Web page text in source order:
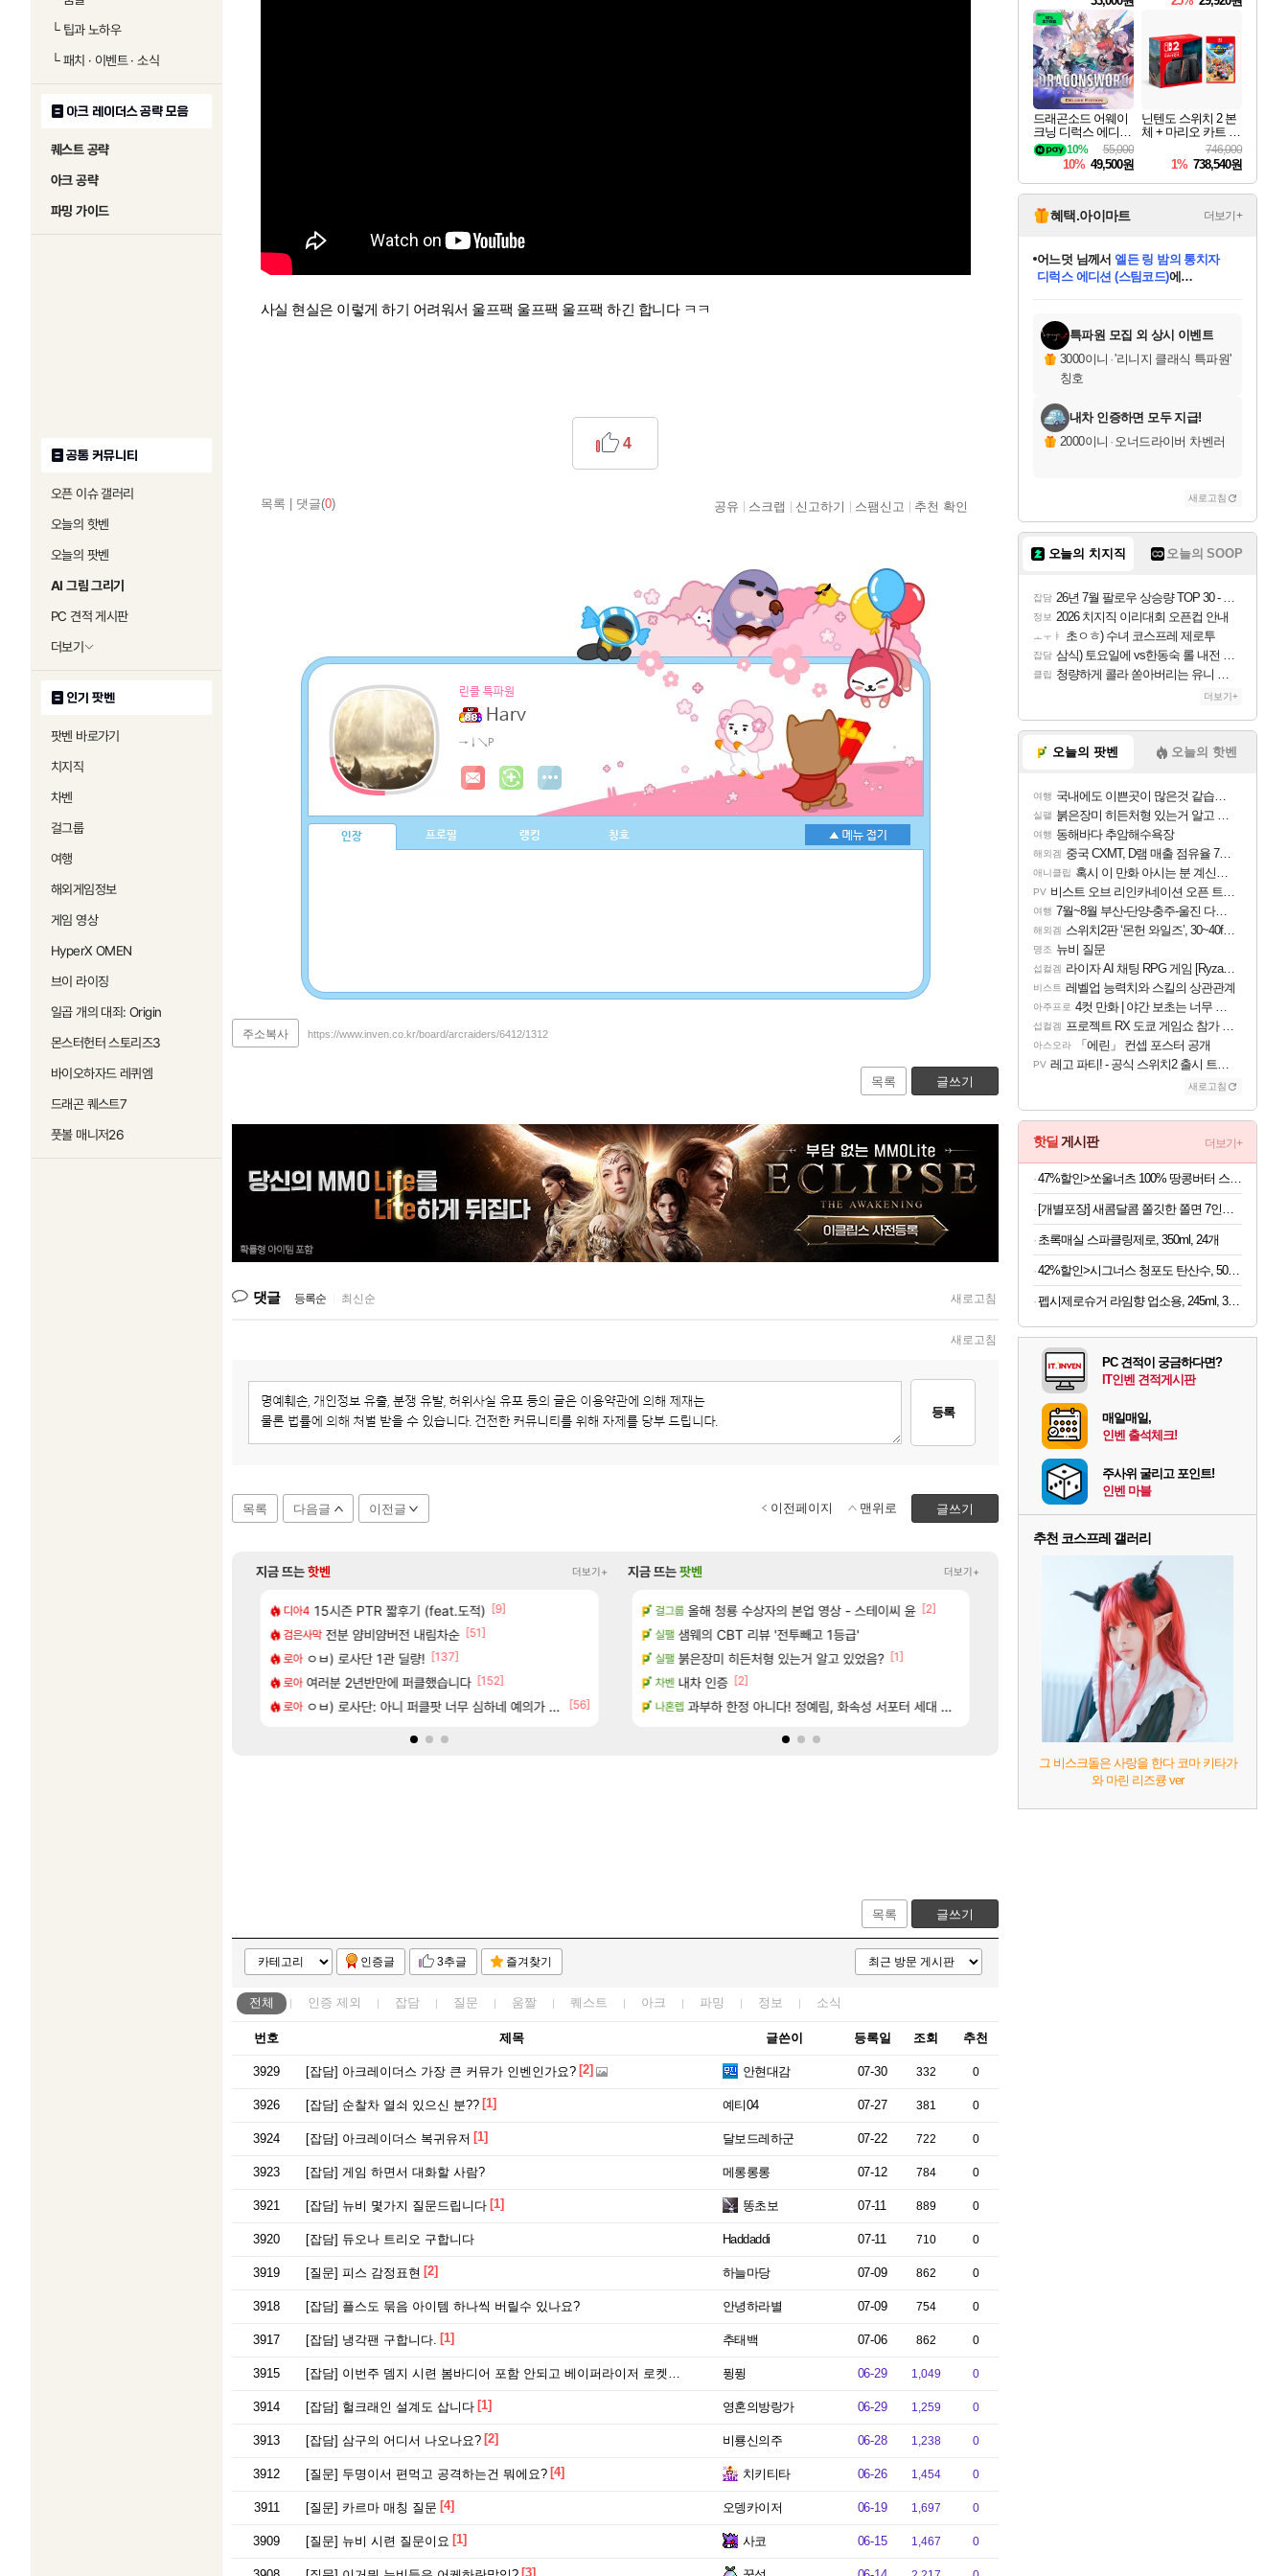
└팁과 노하우
└패치 · 이벤트 · 소식
아크 레이더스 공략 모음
퀘스트 공략
아크 공략
파밍 가이드
공통 커뮤니티
오픈 이슈 갤러리
오늘의 핫벤
오늘의 팟벤
AI 그림 그리기
PC 견적 게시판
더보기
인기 팟벤
팟벤 바로가기
치지직
차벤
걸그룹
여행
해외게임정보
게임 영상
HyperX OMEN
브이 라이징
일곱 개의 대죄: Origin
몬스터헌터 스토리즈3
바이오하자드 레퀴엠
드래곤 퀘스트7
풋볼 매니저26
사실 현실은 이렇게 하기 어려워서 울프팩 울프팩 울프팩 하긴 합니다 ㅋㅋ
목록 | 댓글(0)
4
공유 스크랩 신고하기 스팸신고 추천 확인
린클 특파원
Harv
→↓↘P
인장 프로필 랭킹 칭호
주소복사 https://www.inven.co.kr/board/arcraiders/6412/1312
목록 글쓰기
댓글 등록순 최신순 새로고침
새로고침
등록
목록 다음글 이전글 글쓰기
이전페이지 맨위로
지금 뜨는핫벤 더보기+
디아4 15시즌 PTR 짧후기 (feat.도적) [9]
검은사막 전분 얌비얌버전 내림차순 [51]
로아 ㅇㅂ) 로사단 1관 딜량! [137]
로아 여러분 2년반만에 퍼클했습니다 [152]
로아 ㅇㅂ) 로사단: 아니 퍼클팟 너무 심하네 예의가 없어(?) [56]
로아 우주최초 보스가 낙사하는 게임 [94]
검은사막 (추가) 이건 어떻게 해석해야 되나
SOL 라이트닝무한비약관련 [5]
로아 쫀지 실시간
[43]
로아 ㅇㅂ) 쫀지 채팅창 ㅋㅋㅋㅋㅋㅋㅋㅋㅋㅋㅋ [45]
ㅋㅋ 올만에 패키지값 안아깝 [2]
[61]
완갑 이새끼 뭐임? [33]
메이플 렉걸리는 애들은 참고해라
자석펫이 시발 다른 월드 매물이 183억인데 우리 월드 걸 207억에 처올리면 관세 내고 183억짜릴 사지 시발놈아 관세 없이 사려고 검색했더니 관세 붙인 가격으로 팔고 있으면 좋다고 사겠냐 개놈새끼야
지금 뜨는팟벤 더보기+
섭컬겜 넷마블, 신작 서브컬쳐 게임 [펄 인 블루] 티저 사이트 오픈
리밋제로 테스트 때는 로비에 온라인 기능이 있는데
실팰 렙 올리니까 주인공도 세네
PV 비스트 오브 리인카네이션 오픈 트레일러
비스트 챕터별 길찾기/지도 공략 (1 ~ 12장)
걸그룹 올해 청룡 수상자의 본업 영상 - 스테이씨 윤 [2]
실팰 샘웨의 CBT 리뷰 '전투빼고 1등급'
실팰 붉은장미 히든처형 있는거 알고 있었음? [1]
차벤 내차 인증 [2]
나혼렙 과부하 한정 아니다! 정예림, 화속성 서포터 세대 교체
라이자 AI 채팅 RPG 게임 [RyzaChat: AI]
로스트아크 죽음의 계율자, 벨가르딘 티저
저도 신차계약하고 차 받았습니다
아주프로 4컷 만화 | 야간 보초는 너무 힘들어
섬란 카구라 개발사 신작 [시노비 넥서스] 연내 출시
목록 글쓰기
인증글 3추글 즐겨찾기
전체 인증 제외 잡담 질문 움짤 퀘스트 아크 파밍 정보 소식
번호 제목 글쓴이 등록일 조회 추천
3929 [잡담] 아크레이더스 가장 큰 커뮤가 인벤인가요? [2] 안현대감 07-30 332 0
3926 [잡담] 순찰차 열쇠 있으신 분?? [1] 예티04 07-27 381 0
3924 [잡담] 아크레이더스 복귀유저 [1] 달보드레하군 07-22 722 0
3923 [잡담] 게임 하면서 대화할 사람? 메롱롱롱 07-12 784 0
3921 [잡담] 뉴비 몇가지 질문드립니다 [1] 똥초보 07-11 889 0
3920 [잡담] 듀오나 트리오 구합니다 Haddaddi 07-11 710 0
3919 [질문] 피스 감정표현 [2] 하늘마당 07-09 862 0
3918 [잡담] 플스도 묶음 아이템 하나씩 버릴수 있나요? 안녕하라별 07-09 754 0
3917 [잡담] 냉각팬 구합니다. [1] 추태백 07-06 862 0
3915 [잡담] 이번주 뎀지 시련 봄바디어 포함 안되고 베이퍼라이저 로켓티어가 적용되네요 퓡퓡 06-29 1,049 0
3914 [잡담] 헐크래인 설계도 삽니다 [1] 영혼의방랑가 06-29 1,259 0
3913 [잡담] 삼구의 어디서 나오나요? [2] 비룡신의주 06-28 1,238 0
3912 [질문] 두명이서 편먹고 공격하는건 뭐에요? [4] 치키티타 06-26 1,454 0
3911 [질문] 카르마 매칭 질문 [4] 오뎅카이저 06-19 1,697 0
3909 [질문] 뉴비 시련 질문이요 [1] 사코 06-15 1,467 0
[3]
드래곤소드 어웨이
크닝 디럭스 에디션
DragonSword Awake
ning Deluxe Edition
55,000
10%
10% 49,500원
닌텐도 스위치 2 본
체 + 마리오 카트 월
746,000
1% 738,540원
혜택.아이마트 더보기+
당첨되셨습니다.
당첨되셨습니다.
어느덧 님께서엘든 링 밤의 통치자
디럭스 에디션 (스팀코드)에
당첨되셨습니다.
에디션 (스팀코드)를 교환.
당첨되셨습니다.
당첨되셨습니다.
당첨되셨습니다.
당첨되셨습니다.
특파원 모집 외 상시 이벤트
3000이니 ·'리니지 클래식 특파원'
칭호
내차 인증하면 모두 지급!
2000이니 · 오너드라이버 차벤러
새로고침
오늘의 치지직 오늘의 SOOP
잡담 26년 7월 팔로우 상승량 TOP 30 - 월간 치지직
정보 2026 치지직 이리대회 오픈컵 안내
ㅗㅜㅑ 초ㅇㅎ) 수녀 코스프레 제로투
잡담 삼식) 토요일에 vs한동숙 롤 내전 예정
클립 청량하게 콜라 쏟아버리는 유니 ㅋㅋㅋ
더보기+
오늘의 팟벤 오늘의 핫벤
여행 국내에도 이쁜곳이 많은것 같습니다
실팰 붉은장미 히든처형 있는거 알고 있었음?
여행 동해바다 추암해수욕장
해외겜 중국 CXMT, D램 매출 점유율 7%…글로벌 4위로 부상
애니클립 혹시 이 만화 아시는 분 계신가요
PV 비스트 오브 리인카네이션 오픈 트레일러
여행 7월~8월 부산-단양-충주-울진 다녀왔어요~
해외겜 스위치2판 ‘몬헌 와일즈’, 30~40fps 목표 추정
명조 뉴비 질문
섭컬겜 라이자 AI 채팅 RPG 게임 [RyzaChat: AI] 공개
비스트 레벨업 능력치와 스킬의 상관관계
아주프로 4컷 만화 | 야간 보초는 너무 힘들어
섭컬겜 프로젝트 RX 도쿄 게임쇼 참가 결정
아스오라 「에린」 컨셉 포스터 공개
PV 레고 파티! - 공식 스위치2 출시 트레일러
새로고침
핫딜 게시판 더보기+
초록매실 스파클링제로, 350ml, 24개
42%할인>시그너스 청포도 탄산수, 500ml, 20개
펩시제로슈거 라임향 업소용, 245ml, 30개
PC 견적이 궁금하다면?
IT인벤 견적게시판
매일매일,
인벤 출석체크!
주사위 굴리고 포인트!
인벤 마블
추천 코스프레 갤러리
그 비스크돌은 사랑을 한다 코마 키타가
와 마린 리즈큥 ver